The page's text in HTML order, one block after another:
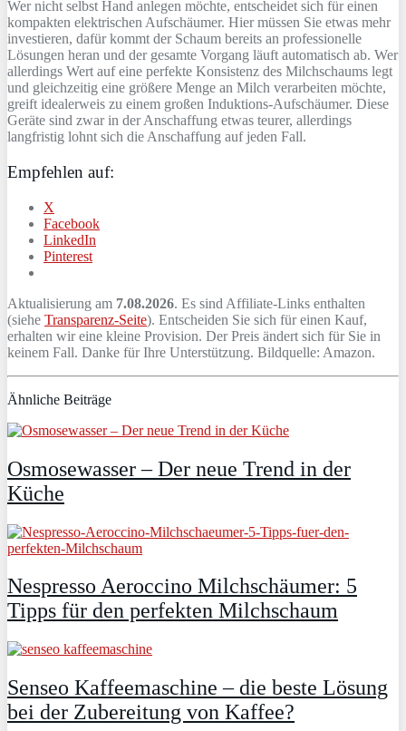
Wer nicht selbst Hand anlegen möchte, entscheidet sich für einen
kompakten elektrischen Aufschäumer. Hier müssen Sie etwas mehr
investieren, dafür kommt der Schaum bereits an professionelle
Lösungen heran und der gesamte Vorgang läuft automatisch ab. Wer
allerdings Wert auf eine perfekte Konsistenz des Milchschaums legt
und gleichzeitig eine größere Menge an Milch verarbeiten möchte,
greift idealerweis zu einem großen Induktions-Aufschäumer. Diese
Geräte sind zwar in der Anschaffung etwas teurer, allerdings
langfristig lohnt sich die Anschaffung auf jeden Fall.
Empfehlen auf:
X
Facebook
LinkedIn
Pinterest
Aktualisierung am 7.08.2026. Es sind Affiliate-Links enthalten
(siehe Transparenz-Seite). Entscheiden Sie sich für einen Kauf,
erhalten wir eine kleine Provision. Der Preis ändert sich für Sie in
keinem Fall. Danke für Ihre Unterstützung. Bildquelle: Amazon.
Ähnliche Beiträge
Osmosewasser – Der neue Trend in der
Küche
Nespresso Aeroccino Milchschäumer: 5
Tipps für den perfekten Milchschaum
Senseo Kaffeemaschine – die beste Lösung
bei der Zubereitung von Kaffee?